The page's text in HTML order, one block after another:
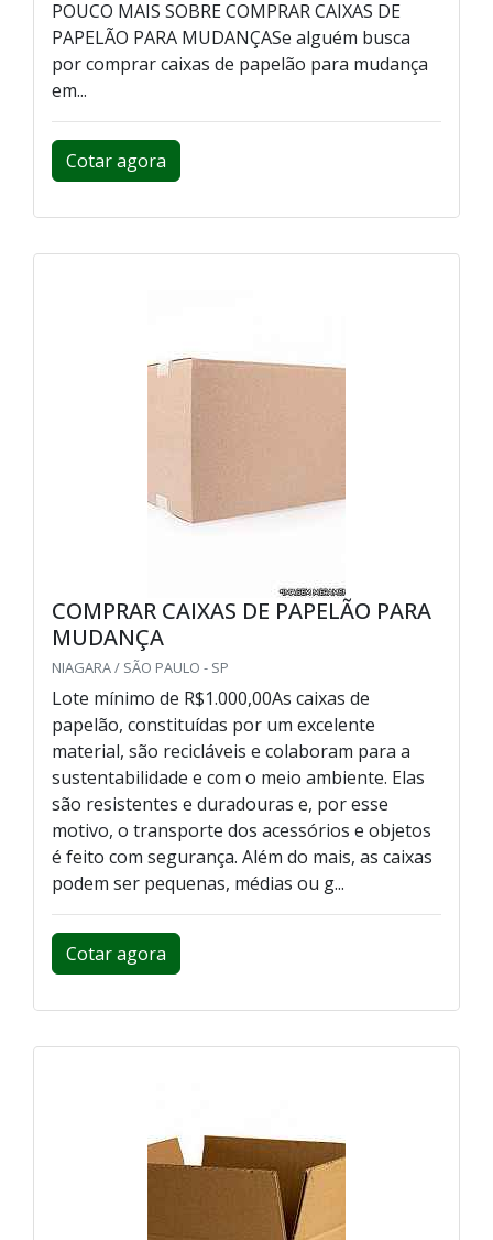
POUCO MAIS SOBRE COMPRAR CAIXAS DE
PAPELÃO PARA MUDANÇASe alguém busca
por comprar caixas de papelão para mudança
em...
Cotar agora
COMPRAR CAIXAS DE PAPELÃO PARA
MUDANÇA
NIAGARA / SÃO PAULO - SP
Lote mínimo de R$1.000,00As caixas de
papelão, constituídas por um excelente
material, são recicláveis e colaboram para a
sustentabilidade e com o meio ambiente. Elas
são resistentes e duradouras e, por esse
motivo, o transporte dos acessórios e objetos
é feito com segurança. Além do mais, as caixas
podem ser pequenas, médias ou g...
Cotar agora